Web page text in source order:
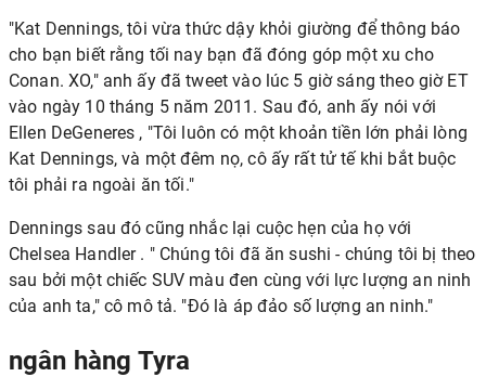
"Kat Dennings, tôi vừa thức dậy khỏi giường để thông báo
cho bạn biết rằng tối nay bạn đã đóng góp một xu cho
Conan. XO," anh ấy đã tweet vào lúc 5 giờ sáng theo giờ ET
vào ngày 10 tháng 5 năm 2011. Sau đó, anh ấy nói với
Ellen DeGeneres , "Tôi luôn có một khoản tiền lớn phải lòng
Kat Dennings, và một đêm nọ, cô ấy rất tử tế khi bắt buộc
tôi phải ra ngoài ăn tối."
Dennings sau đó cũng nhắc lại cuộc hẹn của họ với
Chelsea Handler. " Chúng tôi đã ăn sushi - chúng tôi bị theo
sau bởi một chiếc SUV màu đen cùng với lực lượng an ninh
của anh ta," cô mô tả. "Đó là áp đảo số lượng an ninh."
ngân hàng Tyra